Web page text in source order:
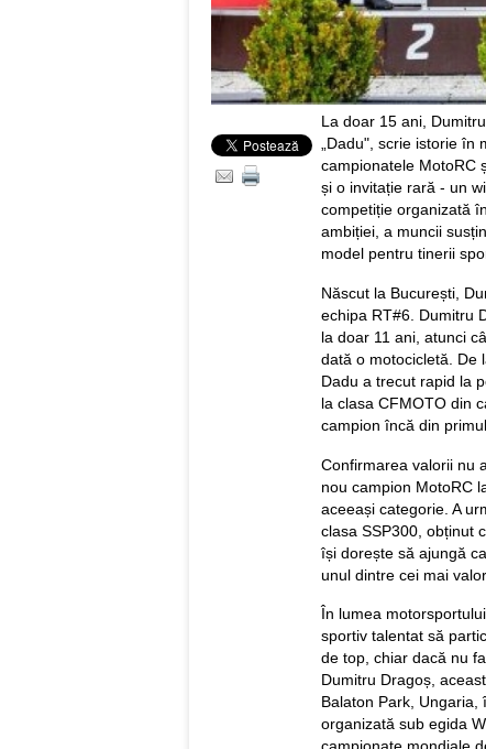
La doar 15 ani,
„Dadu", scrie istorie în
campionatele MotoRC
și o invitație rară - un
competiție organizată
ambiției, a muncii
model pentru tinerii
Născut la București,
echipa RT#6. Dumitru
la doar 11 ani, atunci
dată o motocicletă. De
Dadu a trecut rapid la
la clasa CFMOTO din
campion încă din primul
Confirmarea valorii nu
nou campion MotoRC
aceeași categorie. A
clasa SSP300, obținut
își dorește să ajungă
unul dintre cei mai
În lumea
sportiv talentat să
de top, chiar dacă nu
Dumitru Dragoș,
Balaton Park, Ungaria,
organizată sub egida